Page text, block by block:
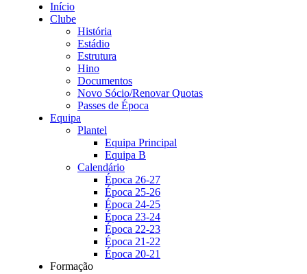
Início
Clube
História
Estádio
Estrutura
Hino
Documentos
Novo Sócio/Renovar Quotas
Passes de Época
Equipa
Plantel
Equipa Principal
Equipa B
Calendário
Época 26-27
Época 25-26
Época 24-25
Época 23-24
Época 22-23
Época 21-22
Época 20-21
Formação